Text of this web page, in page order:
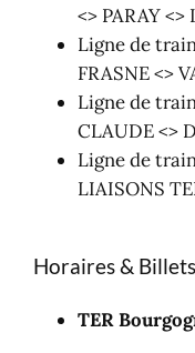
<> PARAY <>
Ligne de
FRASNE <>
Ligne de
CLAUDE <>
Ligne de
LIAISONS
Horaires &
TER